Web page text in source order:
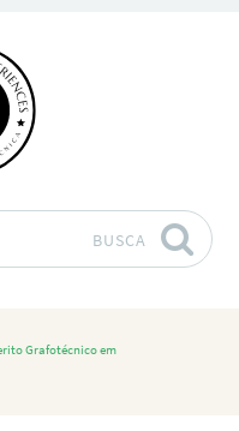
BUSCA
Grafotécnico em